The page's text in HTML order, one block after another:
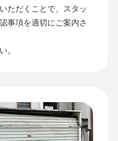
ただくことで、スタッ
事項を適切にご案内さ
。